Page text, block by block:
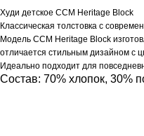
Худи детское CCM Heritage Block
Классическая толстовка с
Модель CCM Heritage Block
отличается стильным дизайном с
Идеально подходит для
Состав: 70% хлопок, 30%